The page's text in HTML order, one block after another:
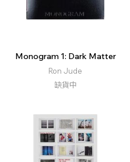
Monogram 1: Dark Matter
Ron Jude
缺貨中